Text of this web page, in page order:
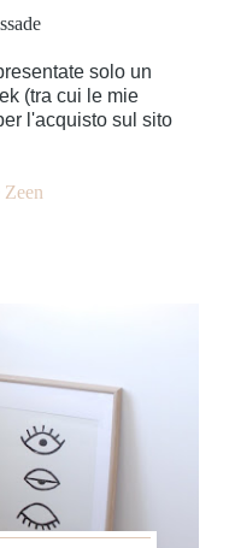
solo un
(tra cui le mie
l'acquisto sul sito
Zeen